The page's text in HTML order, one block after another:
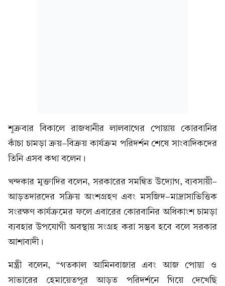
শুক্রবার বিকালে রাজধানীর লালবাগের পোস্তায় কোরবানির
কাঁচা চামড়া ক্রয়-বিক্রয় কার্যক্রম পরিদর্শন শেষে সাংবাদিকদের
তিনি এসব কথা বলেন।
খন্দকার মুক্তাদির বলেন, সরকারের সমন্বিত উদ্যোগ, ব্যবসায়ী-
আড়তদারদের সক্রিয় অংশগ্রহণ এবং মসজিদ-মাদ্রাসাভিত্তিক
সংরক্ষণ কার্যক্রমের ফলে এবারের কোরবানির অধিকাংশ চামড়া
ব্যবহার উপযোগী অবস্থায় সংগ্রহ করা সম্ভব হবে বলে সরকার
আশাবাদী।
মন্ত্রী বলেন, “গতকাল আমিনবাজার এবং আজ পোস্তা ও
সাভারের হেমায়েতপুর আড়ত পরিদর্শনে গিয়ে দেখেছি